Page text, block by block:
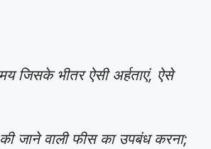
जिसके भीतर ऐसी अर्हताएं, ऐसे
जाने वाली फीस का उपबंध करना;